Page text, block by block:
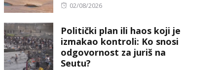
Posted
02/08/2026
Politički plan ili haos koji je
izmakao kontroli: Ko snosi
odgovornost za juriš na
Seutu?